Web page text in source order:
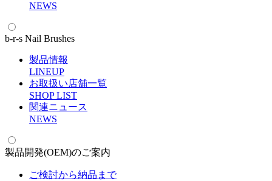
NEWS
b-r-s Nail Brushes
製品情報
LINEUP
お取扱い店舗一覧
SHOP LIST
関連ニュース
NEWS
製品開発(OEM)のご案内
ご検討から納品まで